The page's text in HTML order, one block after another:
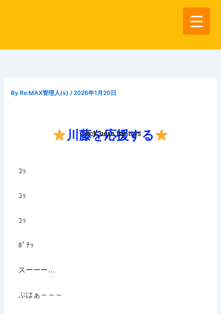
By Re:MAX管理人(s)/2026年1月20日
川藤を応援する
Click here for tips
ｺｯ
ｺｯ
ｺｯ
ﾎﾟﾁｯ
スーーー…
ぷはぁ～～～